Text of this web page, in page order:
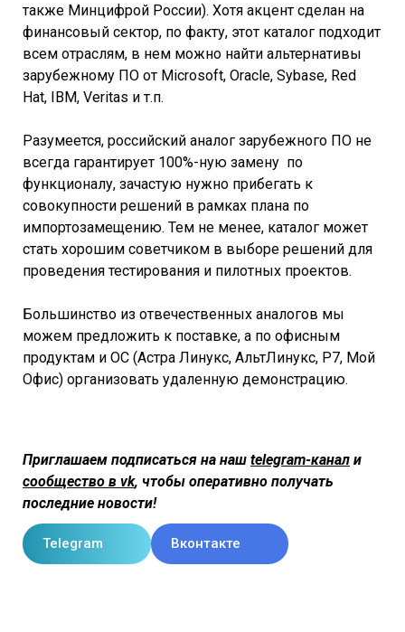
также Минцифрой России). Хотя акцент сделан на
финансовый сектор, по факту, этот каталог подходит
всем отраслям, в нем можно найти альтернативы
зарубежному ПО от Microsoft, Oracle, Sybase, Red
Hat, IBM, Veritas и т.п.
Разумеется, российский аналог зарубежного ПО не
всегда гарантирует 100%-ную замену по
функционалу, зачастую нужно прибегать к
совокупности решений в рамках плана по
импортозамещению. Тем не менее, каталог может
стать хорошим советчиком в выборе решений для
проведения тестирования и пилотных проектов.
Большинство из отвечественных аналогов мы
можем предложить к поставке, а по офисным
продуктам и ОС (Астра Линукс, АльтЛинукс, Р7, Мой
Офис) организовать удаленную демонстрацию.
Приглашаем подписаться на наш telegram-канал и
сообщество в vk, чтобы оперативно получать
последние новости!
Telegram Вконтакте